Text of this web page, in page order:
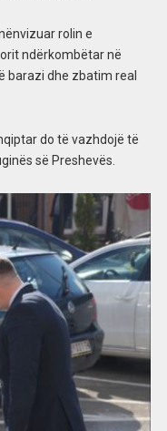
rolin e
ndërkombëtar në
barazi dhe zbatim real
do të vazhdojë të
së Preshevës.